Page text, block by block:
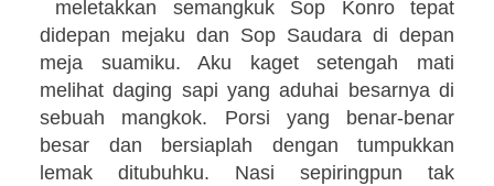
meletakkan semangkuk Sop Konro tepat
didepan mejaku dan Sop Saudara di depan
meja suamiku. Aku kaget setengah mati
melihat daging sapi yang aduhai besarnya di
sebuah mangkok. Porsi yang benar-benar
besar dan bersiaplah dengan tumpukkan
lemak ditubuhku. Nasi sepiringpun tak